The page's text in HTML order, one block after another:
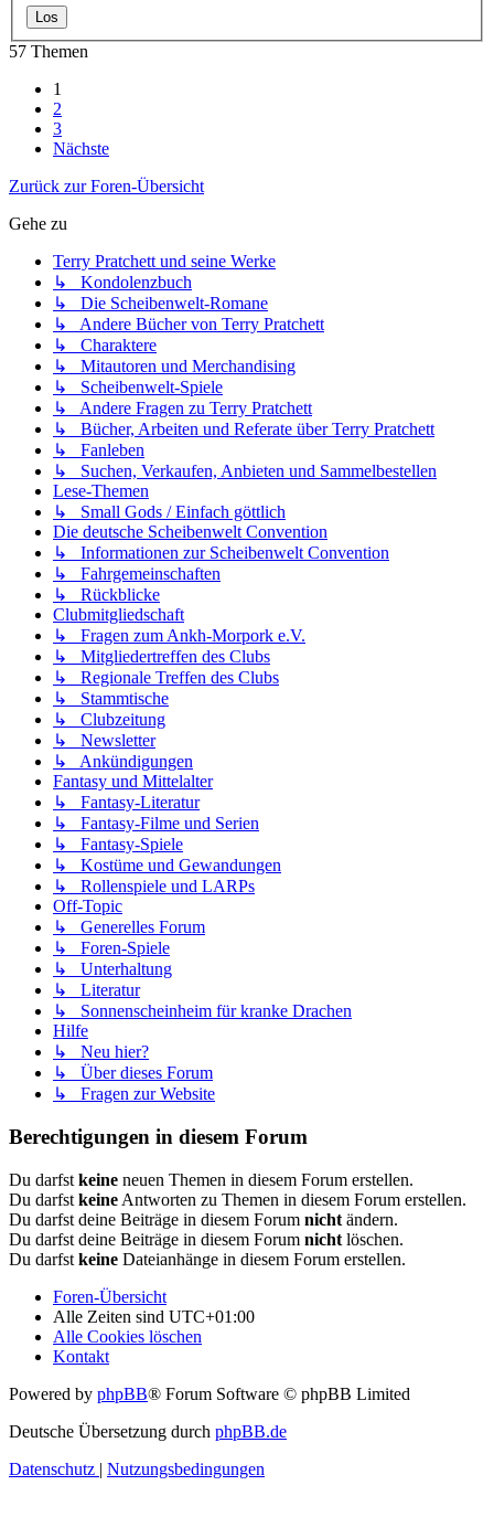
57 Themen
1
2
3
Nächste
Zurück zur Foren-Übersicht
Gehe zu
Terry Pratchett und seine Werke
↳ Kondolenzbuch
↳ Die Scheibenwelt-Romane
↳ Andere Bücher von Terry Pratchett
↳ Charaktere
↳ Mitautoren und Merchandising
↳ Scheibenwelt-Spiele
↳ Andere Fragen zu Terry Pratchett
↳ Bücher, Arbeiten und Referate über Terry Pratchett
↳ Fanleben
↳ Suchen, Verkaufen, Anbieten und Sammelbestellen
Lese-Themen
↳ Small Gods / Einfach göttlich
Die deutsche Scheibenwelt Convention
↳ Informationen zur Scheibenwelt Convention
↳ Fahrgemeinschaften
↳ Rückblicke
Clubmitgliedschaft
↳ Fragen zum Ankh-Morpork e.V.
↳ Mitgliedertreffen des Clubs
↳ Regionale Treffen des Clubs
↳ Stammtische
↳ Clubzeitung
↳ Newsletter
↳ Ankündigungen
Fantasy und Mittelalter
↳ Fantasy-Literatur
↳ Fantasy-Filme und Serien
↳ Fantasy-Spiele
↳ Kostüme und Gewandungen
↳ Rollenspiele und LARPs
Off-Topic
↳ Generelles Forum
↳ Foren-Spiele
↳ Unterhaltung
↳ Literatur
↳ Sonnenscheinheim für kranke Drachen
Hilfe
↳ Neu hier?
↳ Über dieses Forum
↳ Fragen zur Website
Berechtigungen in diesem Forum
Du darfst keine neuen Themen in diesem Forum erstellen.
Du darfst keine Antworten zu Themen in diesem Forum erstellen.
Du darfst deine Beiträge in diesem Forum nicht ändern.
Du darfst deine Beiträge in diesem Forum nicht löschen.
Du darfst keine Dateianhänge in diesem Forum erstellen.
Foren-Übersicht
Alle Zeiten sind UTC+01:00
Alle Cookies löschen
Kontakt
Powered by phpBB® Forum Software © phpBB Limited
Deutsche Übersetzung durch phpBB.de
Datenschutz | Nutzungsbedingungen